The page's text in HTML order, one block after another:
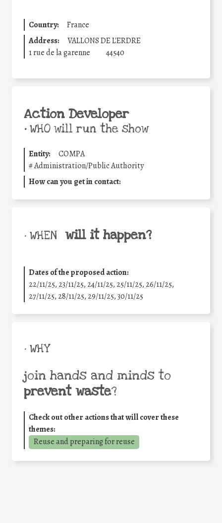
Country:
France
Address:
VALLONS DE L'ERDRE
1 rue de la garenne
44540
Action Developer
•WHO will run the show
Entity:
COMPA
#Administration/Public Authority
How can you get in contact:
• WHEN will it happen?
Dates of the proposed action:
22/11/25, 23/11/25, 24/11/25, 25/11/25, 26/11/25,
27/11/25, 28/11/25, 29/11/25,30/11/25
• WHY
join hands and minds to
prevent waste?
Check out other actions that will cover these
themes:
Reuse and preparing for reuse